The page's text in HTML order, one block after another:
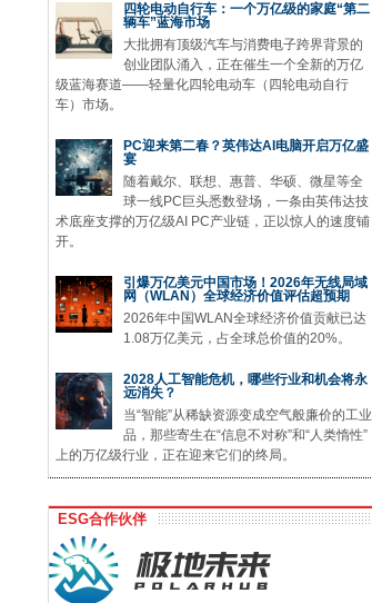
四轮电动自行车：一个万亿级的家庭“第二
辆车”蓝海市场
大批拥有顶级汽车与消费电子跨界背景的
创业团队涌入，正在催生一个全新的万亿
级蓝海赛道——轻量化四轮电动车（四轮电动自行
车）市场。
PC迎来第二春？英伟达AI电脑开启万亿盛
宴
随着戴尔、联想、惠普、华硕、微星等全
球一线PC巨头悉数登场，一条由英伟达技
术底座支撑的万亿级AI PC产业链，正以惊人的速度铺
开。
引爆万亿美元中国市场！2026年无线局域
网（WLAN）全球经济价值评估超预期
2026年中国WLAN全球经济价值贡献已达
1.08万亿美元，占全球总价值的20%。
2028人工智能危机，哪些行业和机会将永
远消失？
当“智能”从稀缺资源变成空气般廉价的工业
品，那些寄生在“信息不对称”和“人类惰性”
上的万亿级行业，正在迎来它们的终局。
ESG合作伙伴